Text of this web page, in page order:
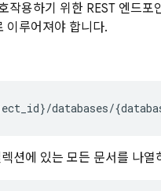
용하기 위한 REST 엔드포
이루어져야 합니다.
}/databases/{
션에 있는 모든 문서를 나열